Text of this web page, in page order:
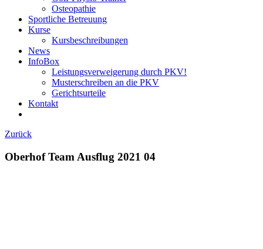
Osteopathie
Sportliche Betreuung
Kurse
Kursbeschreibungen
News
InfoBox
Leistungsverweigerung durch PKV!
Musterschreiben an die PKV
Gerichtsurteile
Kontakt
Zurück
Oberhof Team Ausflug 2021 04